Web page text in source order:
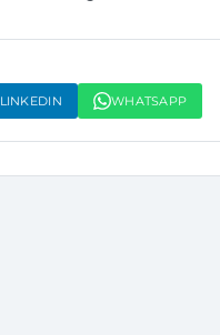
LINKEDIN WHATSAPP